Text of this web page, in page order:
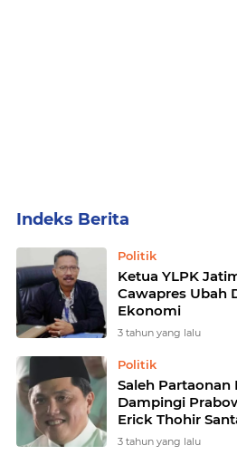
Politik
Ketua YLPK
Cawapres Ubah
Ekonomi
3 tahun yang lalu
Politik
Saleh Partaonan
Dampingi
Erick Thohir
3 tahun yang lalu